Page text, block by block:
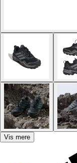
Vis mere